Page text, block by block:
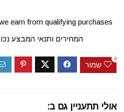
earn from qualifying purchases.
המחירים ותנאי המבצע
שמור
0
אולי תתעניין גם ב: